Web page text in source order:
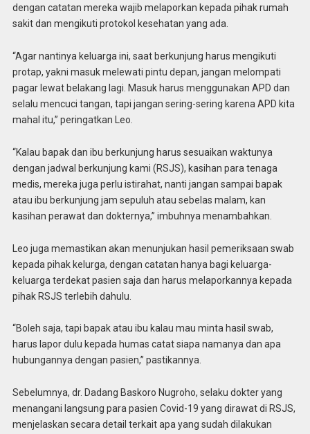
dengan catatan mereka wajib melaporkan kepada pihak rumah
sakit dan mengikuti protokol kesehatan yang ada.
“Agar nantinya keluarga ini, saat berkunjung harus mengikuti
protap, yakni masuk melewati pintu depan, jangan melompati
pagar lewat belakang lagi. Masuk harus menggunakan APD dan
selalu mencuci tangan, tapi jangan sering-sering karena APD kita
mahal itu,” peringatkan Leo.
“Kalau bapak dan ibu berkunjung harus sesuaikan waktunya
dengan jadwal berkunjung kami (RSJS), kasihan para tenaga
medis, mereka juga perlu istirahat, nanti jangan sampai bapak
atau ibu berkunjung jam sepuluh atau sebelas malam, kan
kasihan perawat dan dokternya,” imbuhnya menambahkan.
Leo juga memastikan akan menunjukan hasil pemeriksaan swab
kepada pihak kelurga, dengan catatan hanya bagi keluarga-
keluarga terdekat pasien saja dan harus melaporkannya kepada
pihak RSJS terlebih dahulu.
“Boleh saja, tapi bapak atau ibu kalau mau minta hasil swab,
harus lapor dulu kepada humas catat siapa namanya dan apa
hubungannya dengan pasien,” pastikannya.
Sebelumnya, dr. Dadang Baskoro Nugroho, selaku dokter yang
menangani langsung para pasien Covid-19 yang dirawat di RSJS,
menjelaskan secara detail terkait apa yang sudah dilakukan